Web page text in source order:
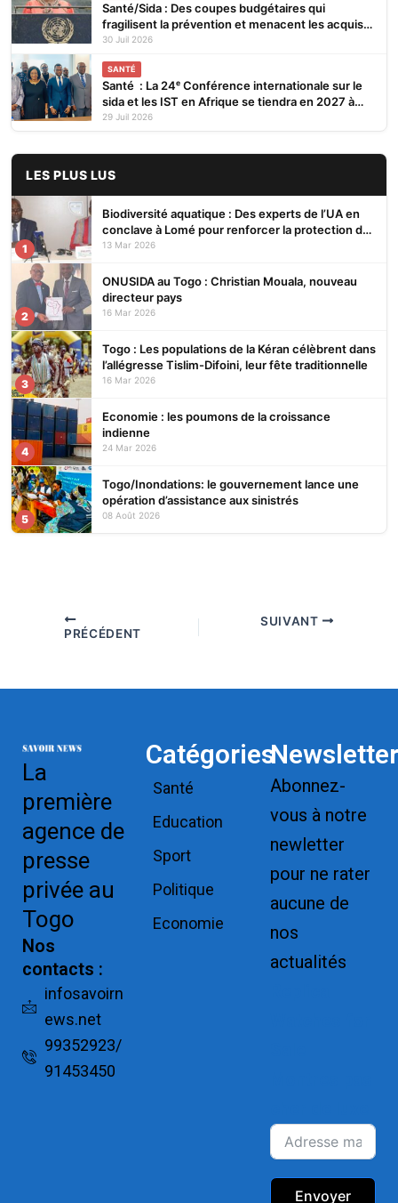
Santé/Sida : Des coupes budgétaires qui
fragilisent la prévention et menacent les acquis
(ONUSIDA)
30 Juil 2026
SANTÉ
Santé : La 24ᵉ Conférence internationale sur le
sida et les IST en Afrique se tiendra en 2027 à
Cotonou
29 Juil 2026
LES PLUS LUS
1
Biodiversité aquatique : Des experts de l’UA en
conclave à Lomé pour renforcer la protection des
écosystèmes
13 Mar 2026
2
ONUSIDA au Togo : Christian Mouala, nouveau
directeur pays
16 Mar 2026
3
Togo : Les populations de la Kéran célèbrent dans
l’allégresse Tislim-Difoini, leur fête traditionnelle
16 Mar 2026
4
Economie : les poumons de la croissance
indienne
24 Mar 2026
5
Togo/Inondations: le gouvernement lance une
opération d’assistance aux sinistrés
08 Août 2026
PRÉCÉDENT
SUIVANT
La
première
agence de
presse
privée au
Togo
Nos
contacts :
infosavoirn
ews.net
99352923/
91453450
Catégories
Santé
Education
Sport
Politique
Economie
Newsletter
Abonnez-
vous à notre
newletter
pour ne rater
aucune de
nos
actualités
Envoyer